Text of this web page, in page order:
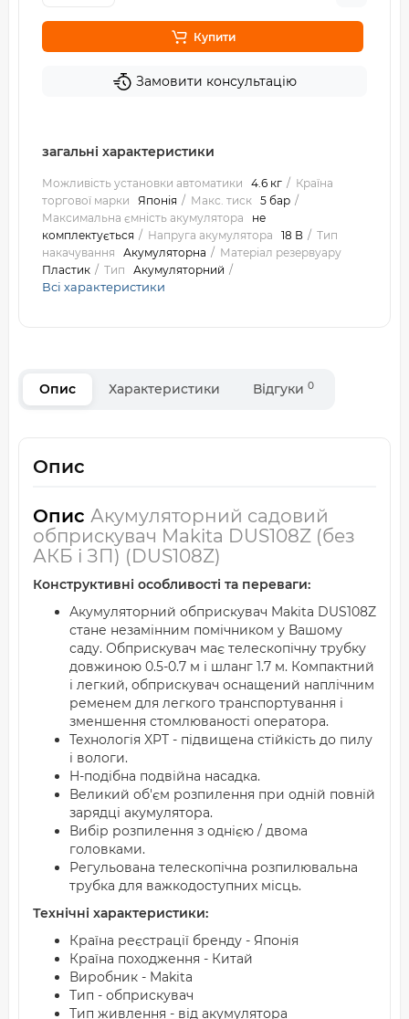
Купити
Замовити консультацію
загальні характеристики
Можливість установки автоматики 4.6 кг
Країна
торгової марки
Японія Макс. тиск 5 бар
Максимальна ємність акумулятора
не
комплектується
Напруга акумулятора 18 В
Тип
накачування
Акумуляторна
Матеріал резервуару
Пластик
Тип Акумуляторний
Всі характеристики
Опис Характеристики Відгуки 0
Опис
Опис Акумуляторний садовий
обприскувач Makita DUS108Z (без
АКБ і ЗП) (DUS108Z)
Конструктивні особливості та переваги:
Акумуляторний обприскувач Makita DUS108Z
стане незамінним помічником у Вашому
саду. Обприскувач має телескопічну трубку
довжиною 0.5-0.7 м і шланг 1.7 м. Компактний
і легкий, обприскувач оснащений наплічним
ременем для легкого транспортування і
зменшення стомлюваності оператора.
Технологія XPT - підвищена стійкість до пилу
і вологи.
H-подібна подвійна насадка.
Великий об'єм розпилення при одній повній
зарядці акумулятора.
Вибір розпилення з однією / двома
головками.
Регульована телескопічна розпилювальна
трубка для важкодоступних місць.
Технічні характеристики:
Країна реєстрації бренду - Японія
Країна походження - Китай
Виробник - Makita
Тип - обприскувач
Тип живлення - від акумулятора